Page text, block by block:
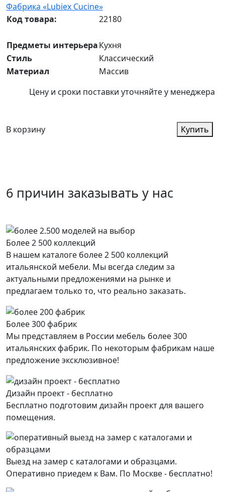
Фабрика «Lubiex Cucine»
Код товара:
22180
Предметы интерьераКухня
Стиль
Классический
Материал
Массив
Цену и сроки поставки уточняйте у менеджера
В корзину Купить
6 причин заказывать у нас
Более 2 500 коллекций
В нашем каталоге более 2 500 коллекций
итальянской мебели. Мы всегда следим за
актуальными предложениями на рынке и
предлагаем только то, что реально заказать.
Более 300 фабрик
Мы представляем в России мебель более 300
итальянских фабрик. По некоторым фабрикам наше
предложение эксклюзивное!
Дизайн проект - бесплатно
Бесплатно подготовим дизайн проект для вашего
помещения.
Выезд на замер с каталогами и образцами.
Оперативно приедем к Вам. По Москве - бесплатно!